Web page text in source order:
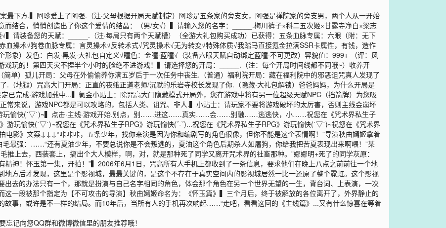
最下方.▍阿珍爱上了阿强.（注·父母根据开局天赋制定）阿珍是五条家的旁支女，阿强是禅院家的旁支男，两个人从一开始
而结合，悄悄创造出了你这个爱情的结晶：（男/女√）▍请输入您的名字：_____.梅川裤子×科二五次姬×甘露寺净白×梁志
请装备您的天赋：_____.（注·每局只有两个天赋槽）（全游大礼包购买成功）已获得：五条血脉专属：六眼（附：无下
血操术√狗卷血脉专属：言灵操术√反转术式√咒灵操术√无为转变√特殊体质√我踏马直接氪金拉满SSR卡属性，有钱，造作
象）发色：白发·黑发·大礼包自定义√瞳色：金瞳·蓝瞳√（装备六眼天赋自动绑定蓝瞳·不可更改）容貌值：999+-（评：风
戏玩的！第四天灾不捏半个小时的脸绝不进游戏！▍请选择您的开局：_____.（注：每个开局时间线都不同哦~）收养开
单）孤儿开局：父母在外偷偷养你满五岁后于一次任务中丧生.（普通）福利院开局：藏在福利院中的邪恶诅咒真人发现了
.（地狱）咒高大门开局：正直的夜蛾正道老师/沉默的乐岩寺校长发现了你.（隐藏·大礼包解锁）爸爸妈妈，为什么开局是
已完成·游戏加载中...▍氪金小贴士：除咒高大门隐藏模式开局外，您在游戏中将有另一位超级天赋NPC（挡箭牌）为您吸
常来说，游戏NPC都是可以攻略的，包括人类、诅咒、非人.▍小贴士：请玩家不要将游戏破坏的太厉害，否则主线会崩坏
游玩愉快(˙▽˙)~▍点击·主线·游戏开始.别点，别……进这……真实……会……别融……逃逃快，小……祝您在《咒术界私生子
游玩愉快(˙▽˙)~祝您在《咒术界私生子RPG》游玩愉快(ˇ-ˇ)...祝您在《咒术界私生子RPG》游玩愉快(˙▽˙)~祝您在《咒术界
影》文案↓↓↓“咔咔咔，五条少年，找你来演是因为你和编剧写的角色很像，但你不能是这个表情啊！”导演秋由嫣姬拿着
毛最强：……“还有夏油少年，不要总说你是不会叛逃的，夏油这个角色后期杀人如屠狗，你给我把苦夏表现出来啊喂！”某
上去，西装套上，搞出个大人模样，啊，对，就是那种死了同学又离开咒术界的社畜那种。”娜娜明+死了的同学灰原：
神！怀玉第一集，开拍！”▍2006年6月1日，咒高所有人手机上都收到了一条信息，要求他们在晚上八点之前前往一个地
方后才发现，这里是个影视城，最最关键的，是这个不存在于真实空间内的影视城居然一比一还原了整个霓虹。这个影视
去的办法只有一个，那就是扮演与自己名字相同的角色，体会那个角色在另一个世界无望的一生，背台词、上表演，一次
这一段被那个指定为【不可攻击的导演】秋由嫣姬命名为：《怀玉篇》▍三个月后，终于被解放的各位离开了，外界静止的
故事，或许是不一样的结局。而10年后，当所有人的手机再次响起……“走吧，看看这回的《主线篇》...又有什么惊喜在等着
忘记向您QQ群和微博微信里的朋友推荐哦！